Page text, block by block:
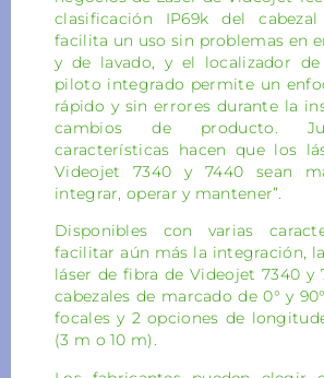
clasificación IP69k del
facilita un uso sin problemas en
y de lavado, y el localizador
piloto integrado permite un
rápido y sin errores durante la
cambios de producto.
características hacen que los
Videojet 7340 y 7440 sean
integrar, operar y mantener”.
Disponibles con varias
facilitar aún más la integración,
láser de fibra de Videojet 7340 y
cabezales de marcado de 0° y
focales y 2 opciones de
(3 m o 10 m).